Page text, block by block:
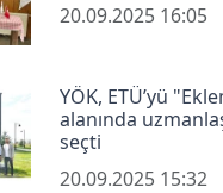
20.09.2025 16:05
YÖK, ETÜ’yü
alanında
seçti
20.09.2025 15:32